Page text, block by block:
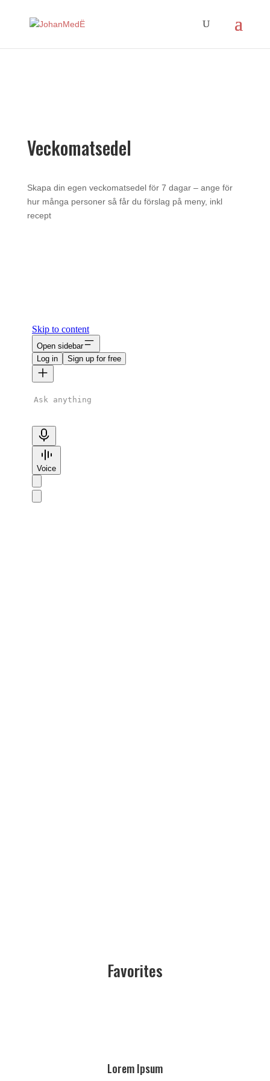
Veckomatsedel
Skapa din egen veckomatsedel för 7 dagar – ange för
hur många personer så får du förslag på meny, inkl
recept
Favorites
Lorem Ipsum